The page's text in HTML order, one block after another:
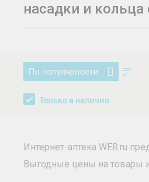
насадки и
По популярности
Только в наличии
Интернет-аптека WER.ru
Выгодные цены на товары